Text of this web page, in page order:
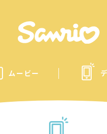
ムービー